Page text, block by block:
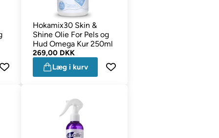
Hokamix30 Skin &
Shine Olie For Pels og
Hud Omega Kur 250ml
269,00 DKK
Læg i kurv